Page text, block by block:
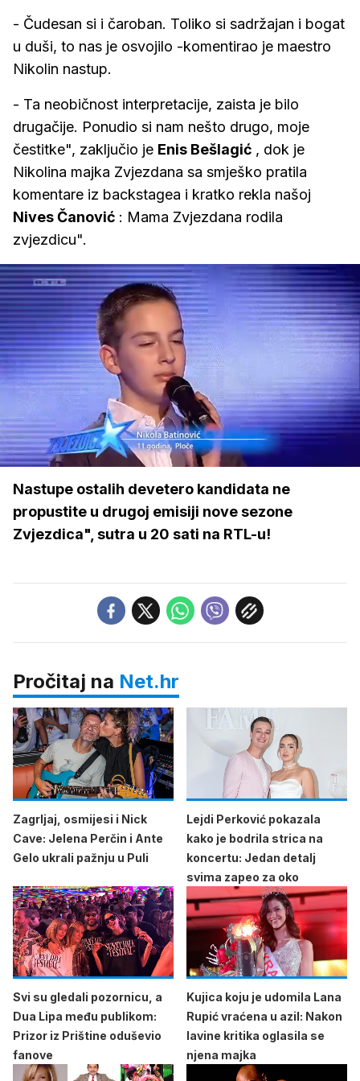
- Čudesan si i čaroban. Toliko si sadržajan i bogat
u duši, to nas je osvojilo -komentirao je maestro
Nikolin nastup.
- Ta neobičnost interpretacije, zaista je bilo
drugačije. Ponudio si nam nešto drugo, moje
čestitke", zaključio je Enis Bešlagić , dok je
Nikolina majka Zvjezdana sa smješko pratila
komentare iz backstagea i kratko rekla našoj
Nives Čanović : Mama Zvjezdana rodila
zvjezdicu".
Upali
zvuk
/
Loaded:
26.52%
Nastupe ostalih devetero kandidata ne
propustite u drugoj emisiji nove sezone
Zvjezdica", sutra u 20 sati na RTL-u!
Pročitaj na Net.hr
Zagrljaj, osmijesi i Nick
Cave: Jelena Perčin i Ante
Gelo ukrali pažnju u Puli
Lejdi Perković pokazala
kako je bodrila strica na
koncertu: Jedan detalj
svima zapeo za oko
Svi su gledali pozornicu, a
Dua Lipa među publikom:
Prizor iz Prištine oduševio
fanove
Kujica koju je udomila Lana
Rupić vraćena u azil: Nakon
lavine kritika oglasila se
njena majka